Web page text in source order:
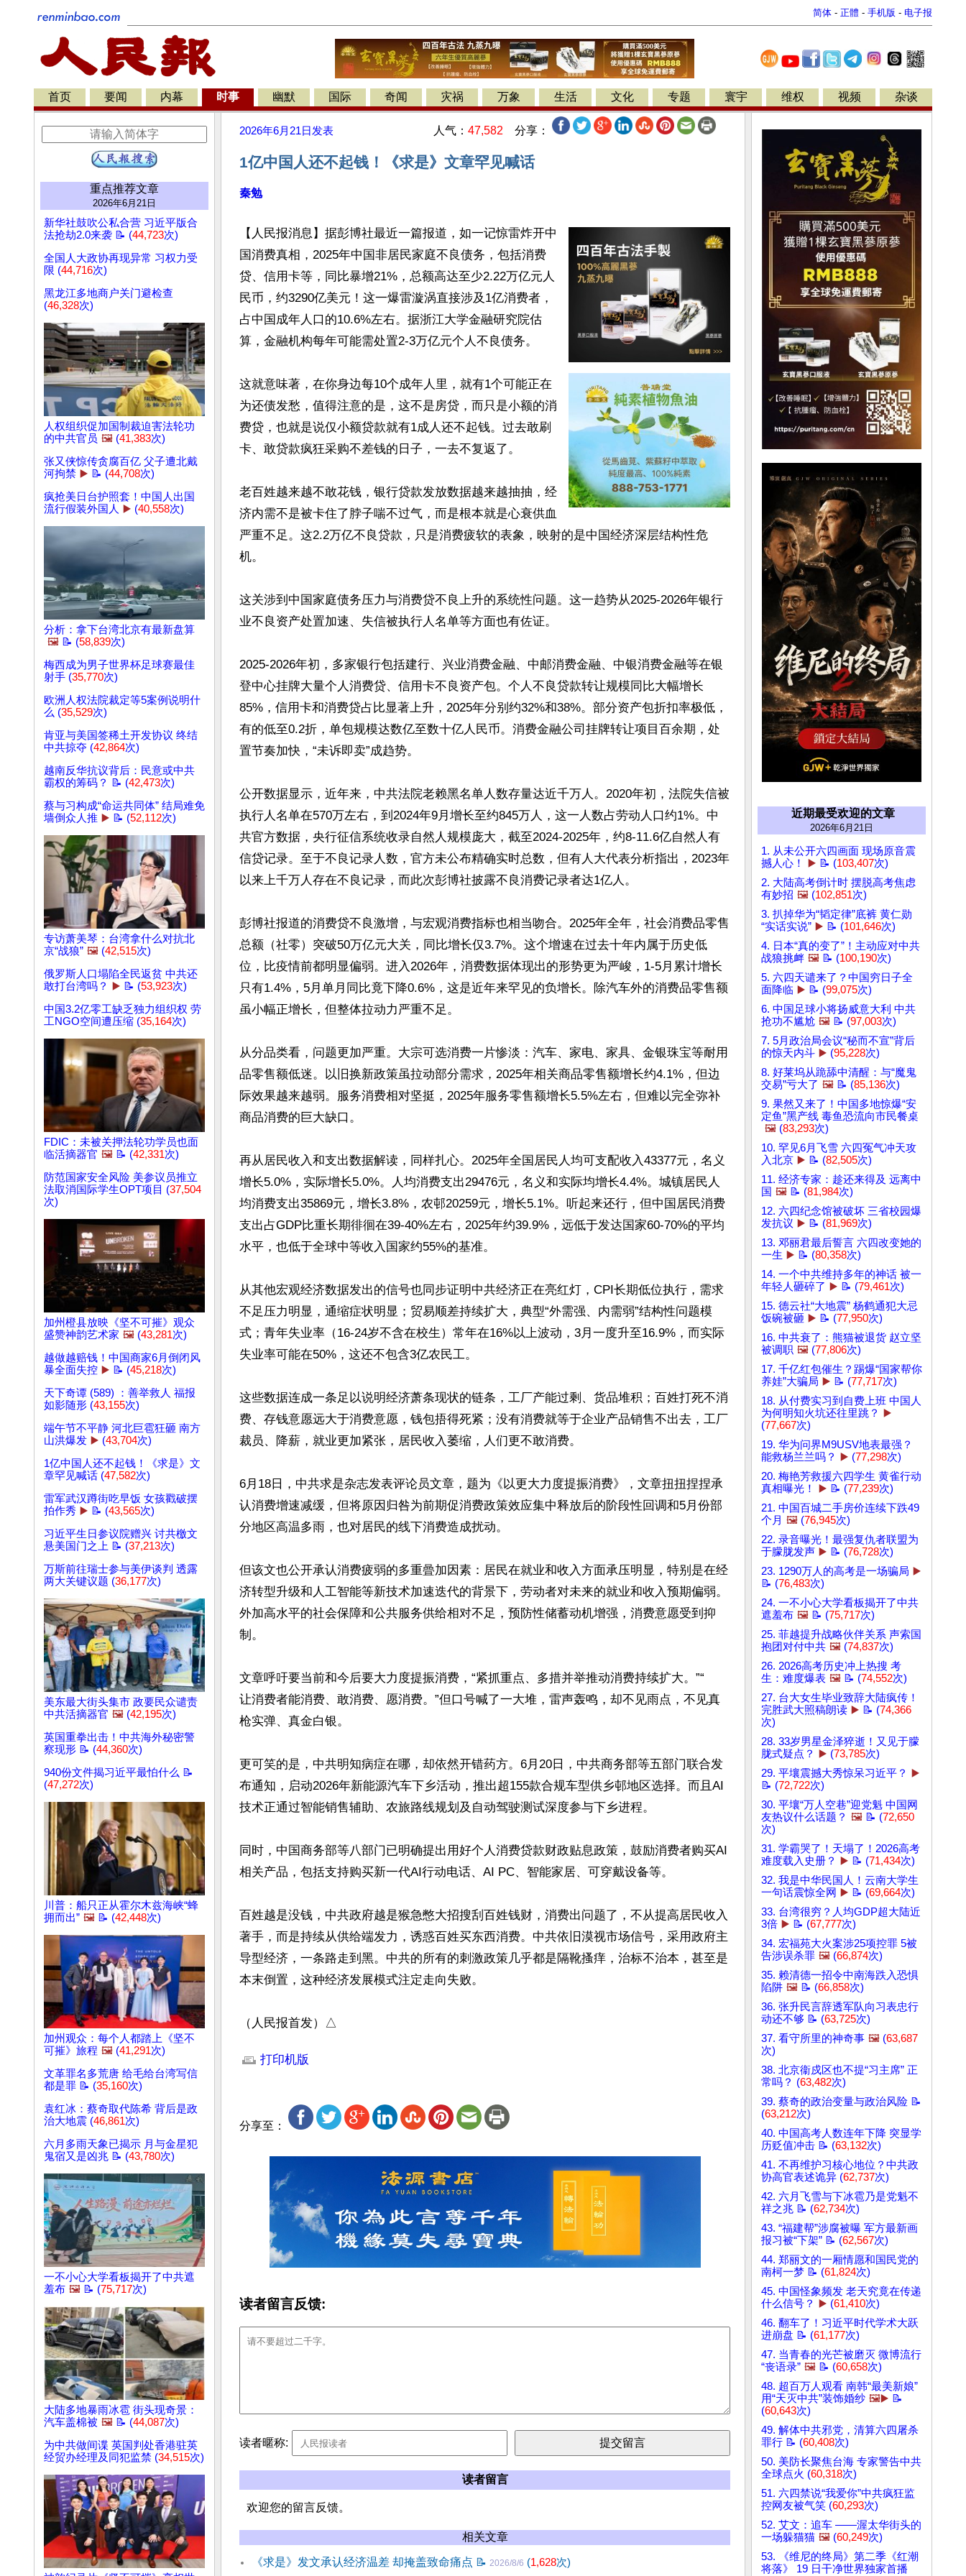
简体 - 正體 - 手机版 - 电子报
首页 要闻 内幕 时事 幽默 国际 奇闻 灾祸 万象 生活 文化 专题 寰宇 维权 视频 杂谈
重点推荐文章
2026年6月21日
新华社鼓吹公私合营 习近平版合
法抢劫2.0来袭 📝 (44,723次)
全国人大政协再现异常 习权力受
限 (44,716次)
黑龙江多地商户关门避检查
(46,328次)
人权组织促加国制裁迫害法轮功
的中共官员 🖼️ (41,383次)
张又侠惊传贪腐百亿 父子遭北戴
河拘禁 ▶️ 📝 (44,708次)
疯抢美日台护照套！中国人出国
流行假装外国人 ▶️ (40,558次)
分析：拿下台湾北京有最新盘算
🖼️ 📝 (58,839次)
梅西成为男子世界杯足球赛最佳
射手 (35,770次)
欧洲人权法院裁定等5案例说明什
么 (35,529次)
肯亚与美国签稀土开发协议 终结
中共掠夺 (42,864次)
越南反华抗议背后：民意或中共
霸权的筹码？ 📝 (42,473次)
蔡与习构成“命运共同体” 结局难免
墙倒众人推 ▶️ 📝 (52,112次)
专访萧美琴：台湾拿什么对抗北
京“战狼” 🖼️ (42,515次)
俄罗斯人口塌陷全民返贫 中共还
敢打台湾吗？
▶️ 📝 (53,923次)
中国3.2亿零工缺乏独力组织权 劳
工NGO空间遭压缩 (35,164次)
FDIC：未被关押法轮功学员也面
临活摘器官 🖼️ 📝 (42,331次)
防范国家安全风险 美参议员推立
法取消国际学生OPT项目 (37,504
次)
加州橙县放映《坚不可摧》观众
盛赞神韵艺术家 🖼️ (43,281次)
越做越赔钱！中国商家6月倒闭风
暴全面失控 ▶️ 📝 (45,218次)
天下奇谭 (589) ：善举救人 福报
如影随形 (43,155次)
端午节不平静 河北巨雹狂砸 南方
山洪爆发 ▶️ (43,704次)
1亿中国人还不起钱！《求是》文
章罕见喊话 (47,582次)
雷军武汉蹲街吃早饭 女孩戳破摆
拍作秀 ▶️ 📝 (43,565次)
习近平生日参议院赠兴 讨共檄文
悬美国门之上 📝 (37,213次)
万斯前往瑞士参与美伊谈判 透露
两大关键议题 (36,177次)
美东最大街头集市 政要民众谴责
中共活摘器官 🖼️ (42,195次)
英国重拳出击！中共海外秘密警
察现形 📝 (44,360次)
940份文件揭习近平最怕什么 📝
(47,272次)
川普：船只正从霍尔木兹海峡“蜂
拥而出” 🖼️ 📝 (42,448次)
加州观众：每个人都踏上《坚不
可摧》旅程 🖼️ (41,291次)
文革罪名多荒唐 给毛给台湾写信
都是罪 📝 (35,160次)
袁红冰：蔡奇取代陈希 背后是政
治大地震 (46,861次)
六月多雨天象已揭示 月与金星犯
鬼宿又是凶兆 📝 (43,780次)
一不小心大学看板揭开了中共遮
羞布 🖼️ 📝 (75,717次)
大陆多地暴雨冰雹 街头现奇景：
汽车盖棉被 🖼️ 📝 (44,087次)
为中共做间谍 英国判处香港驻英
经贸办经理及同犯监禁 (34,515次)
2026年6月21日 发表 人气： 47,582 分享：
1亿中国人还不起钱！《求是》文章罕见喊话
秦勉
【人民报消息】据彭博社最近一篇报道，如一记惊雷炸开中
国消费真相，2025年中国非居民家庭不良债务，包括消费
贷、信用卡等，同比暴增21%，总额高达至少2.22万亿元人
民币，约3290亿美元！这一爆雷漩涡直接涉及1亿消费者，
占中国成年人口的10.6%左右。据浙江大学金融研究院估
算，金融机构每年可能需处置2-3万亿元个人不良债务。
这就意味著，在你身边每10个成年人里，就有1个可能正在
为还债发愁，值得注意的是，这不是房贷，而只是小额的消
费贷，也就是说仅小额贷款就有1成人还不起钱。过去敢刷
卡、敢贷款疯狂采购不差钱的日子，一去不复返了。
老百姓越来越不敢花钱，银行贷款发放数据越来越抽抽，经
济内需不是被卡住了脖子喘不过气，而是根本就是心衰供血
严重不足。这2.2万亿不良贷款，只是消费疲软的表象，映射的是中国经济深层结构性危
机。
这关涉到中国家庭债务压力与消费贷不良上升的系统性问题。这一趋势从2025-2026年银行
业不良资产处置加速、失信被执行人名单等方面也有佐证。
2025-2026年初，多家银行包括建行、兴业消费金融、中邮消费金融、中银消费金融等在银
登中心挂牌大量个人消费贷、信用卡不良资产包。个人不良贷款转让规模同比大幅增长
85%，信用卡和消费贷占比显著上升，2025年分别约32%和38%。部分资产包折扣率极低，
有的低至0.2折，单包规模达数亿至数十亿人民币。消费金融公司挂牌转让项目百余期，处
置节奏加快，“未诉即卖”成趋势。
公开数据显示，近年来，中共法院老赖黑名单人数存量达近千万人。2020年初，法院失信被
执行人名单在570万左右，到2024年9月增长至约845万人，这一人数占劳动人口约1%。中
共官方数据，央行征信系统收录自然人规模庞大，截至2024-2025年，约8-11.6亿自然人有
信贷记录。至于不良记录人数，官方未公布精确实时总数，但有人大代表分析指出，2023年
以来上千万人存在不良记录，而此次彭博社披露不良消费记录者达1亿人。
彭博社报道的消费贷不良激增，与宏观消费指标也相当吻合。2025年全年，社会消费品零售
总额（社零）突破50万亿元大关，同比增长仅3.7%。这个增速在过去十年内属于历史低
位，比疫情前都明显偏弱。进入2026年，消费数据体现出的形势更为严峻，1-5月累计增长
只有1.4%，5月单月同比竟下降0.6%，这是近年来罕见的负增长。除汽车外的消费品零售额
虽小幅正增长，但整体拉动力严重不足。
从分品类看，问题更加严重。大宗可选消费一片惨淡：汽车、家电、家具、金银珠宝等耐用
品零售额低迷。以旧换新政策虽拉动部分需求，2025年相关商品零售额增长约4.1%，但边
际效果越来越弱。服务消费相对坚挺，2025年服务零售额增长5.5%左右，但难以完全弥补
商品消费的巨大缺口。
再从居民收入和支出数据解读，同样扎心。2025年全国居民人均可支配收入43377元，名义
增长5.0%，实际增长5.0%。人均消费支出29476元，名义和实际均增长4.4%。城镇居民人
均消费支出35869元，增长3.8%，农邨20259元，增长5.1%。听起来还行，但中国居民消费
支出占GDP比重长期徘徊在39-40%左右，2025年约39.9%，远低于发达国家60-70%的平均
水平，也低于全球中等收入国家约55%的基准。
从其他宏观经济数据发出的信号也同步证明中共经济正在亮红灯，CPI长期低位执行，需求
不足压力明显，通缩症状明显；贸易顺差持续扩大，典型“外需强、内需弱”结构性问题模
式；青年失业率（16-24岁不含在校生）常年在16%以上波动，3月一度升至16.9%，而实际
失业率可能在50%，这还不包含3亿农民工。
这些数据连成一条足以说明经济萧条现状的链条，工厂产能过剩、货品堆积；百姓打死不消
费、存钱意愿远大于消费意愿，钱包捂得死紧；没有消费就等于企业产品销售不出去，工厂
裁员、降薪，就业更加紧张，居民收入萎缩，人们更不敢消费。
6月18日，中共求是杂志发表评论员文章，题为《以更大力度提振消费》，文章扭扭捏捏承
认消费增速减缓，但将原因归咎为前期促消费政策效应集中释放后的阶段性回调和5月份部
分地区高温多雨，也对居民的线下消费造成扰动。
但该文也公开承认消费疲弱的多重曡加因素：居民在就业和收入方面承压明显，特别是在经
济转型升级和人工智能等新技术加速迭代的背景下，劳动者对未来的就业和收入预期偏弱。
外加高水平的社会保障和公共服务供给相对不足，预防性储蓄动机增强，消费意愿受到抑
制。
文章呼吁要当前和今后要大力度提振消费，“紧抓重点、多措并举推动消费持续扩大。”“
让消费者能消费、敢消费、愿消费。”但口号喊了一大堆，雷声轰鸣，却不见雨点，不见真
枪实弹、真金白银。
更可笑的是，中共明知病症在哪，却依然开错药方。6月20日，中共商务部等五部门联合发
布通知，启动2026年新能源汽车下乡活动，推出超155款合规车型供乡邨地区选择。而且AI
技术正通过智能销售辅助、农旅路线规划及自动驾驶测试深度参与下乡进程。
同时，中国商务部等八部门已明确提出用好个人消费贷款财政贴息政策，鼓励消费者购买AI
相关产品，包括支持购买新一代AI行动电话、AI PC、智能家居、可穿戴设备等。
百姓越是没钱，中共政府越是猴急憋大招搜刮百姓钱财，消费出问题了，不从提高居民收入
著手，而是持续从供给端发力，诱惑百姓买东西消费。中共依旧漠视市场信号，采用政府主
导型经济，一条路走到黑。中共的所有的刺激政策几乎都是隔靴搔痒，治标不治本，甚至是
本末倒置，这种经济发展模式注定走向失败。
（人民报首发）△
打印机版
分享至：
读者留言反馈:
读者暱称:
读者留言
欢迎您的留言反馈。
相关文章
《求是》发文承认经济温差 却掩盖致命痛点 📝 2026/8/6 (1,628次)
近期最受欢迎的文章
2026年6月21日
1. 从未公开六四画面 现场原音震
撼人心！
▶️ 📝 (103,407次)
2. 大陆高考倒计时 摆脱高考焦虑
有妙招 🖼️ (102,851次)
3. 扒掉华为“韬定律”底裤 黄仁勋
“实话实说” ▶️ 📝 (101,646次)
4. 日本“真的变了”！主动应对中共
战狼挑衅 🖼️ 📝 (100,190次)
5. 六四天谴来了？中国穷日子全
面降临 ▶️ 📝 (99,075次)
6. 中国足球小将扬威意大利 中共
抢功不尴尬 🖼️ 📝 (97,003次)
7. 5月政治局会议“秘而不宣”背后
的惊天内斗 ▶️ (95,228次)
8. 好莱坞从跪舔中清醒：与“魔鬼
交易”亏大了 🖼️ 📝 (85,136次)
9. 果然又来了！中国多地惊爆“安
定鱼”黑产线 毒鱼恐流向市民餐桌
🖼️ (83,293次)
10. 罕见6月飞雪 六四冤气冲天攻
入北京 ▶️ 📝 (82,505次)
11. 经济专家：趁还来得及 远离中
国 🖼️ 📝 (81,984次)
12. 六四纪念馆被破坏 三省校园爆
发抗议 ▶️ 📝 (81,969次)
13. 邓丽君最后誓言 六四改变她的
一生 ▶️ 📝 (80,358次)
14. 一个中共维持多年的神话 被一
年轻人砸碎了 ▶️ 📝 (79,461次)
15. 德云社“大地震” 杨鹤通犯大忌
饭碗被砸 ▶️ 📝 (77,950次)
16. 中共衰了：熊猫被退货 赵立坚
被调职 🖼️ (77,806次)
17. 千亿红包催生？踢爆“国家帮你
养娃”大骗局 ▶️ 📝 (77,717次)
18. 从付费实习到自费上班 中国人
为何明知火坑还往里跳？
▶️
(77,667次)
19. 华为问界M9USV地表最强？
能救杨兰兰吗？
▶️ (77,298次)
20. 梅艳芳救援六四学生 黄雀行动
真相曝光！
▶️ 📝 (77,239次)
21. 中国百城二手房价连续下跌49
个月 🖼️ (76,945次)
22. 录音曝光！最强复仇者联盟为
于朦胧发声 ▶️ 📝 (76,728次)
23. 1290万人的高考是一场骗局 ▶️
📝 (76,483次)
24. 一不小心大学看板揭开了中共
遮羞布 🖼️ 📝 (75,717次)
25. 菲越提升战略伙伴关系 声索国
抱团对付中共 🖼️ (74,837次)
26. 2026高考历史冲上热搜 考
生：难度爆表 🖼️ 📝 (74,552次)
27. 台大女生毕业致辞大陆疯传！
完胜武大照稿朗读 ▶️ 📝 (74,366
次)
28. 33岁男星金泽猝逝！又见于朦
胧式疑点？
▶️ (73,785次)
29. 平壤震撼大秀惊呆习近平？
▶️
📝 (72,722次)
30. 平壤“万人空巷”迎党魁 中国网
友热议什么话题？ 🖼️ 📝 (72,650
次)
31. 学霸哭了！天塌了！2026高考
难度载入史册？
▶️ 📝 (71,434次)
32. 我是中华民国人！云南大学生
一句话震惊全网 ▶️ 📝 (69,664次)
33. 台湾很穷？人均GDP超大陆近
3倍 ▶️ 📝 (67,777次)
34. 宏福苑大火案涉25项控罪 5被
告涉误杀罪 🖼️ (66,874次)
35. 赖清德一招令中南海跌入恐惧
陷阱 🖼️ 📝 (66,858次)
36. 张升民言辞透军队向习表忠行
动还不够 📝 (63,725次)
37. 看守所里的神奇事 🖼️ (63,687
次)
38. 北京衞戍区也不提“习主席” 正
常吗？ (63,482次)
39. 蔡奇的政治变量与政治风险 📝
(63,212次)
40. 中国高考人数连年下降 突显学
历贬值冲击 📝 (63,132次)
41. 不再维护习核心地位？中共政
协高官表述诡异 (62,737次)
42. 六月飞雪与下冰雹乃是党魁不
祥之兆 📝 (62,734次)
43. “福建帮”涉腐被曝 军方最新画
报习被“下架” 📝 (62,567次)
44. 郑丽文的一厢情愿和国民党的
南柯一梦 📝 (61,824次)
45. 中国怪象频发 老天究竟在传递
什么信号？
▶️ (61,410次)
46. 翻车了！习近平时代学术大跃
进崩盘 📝 (61,177次)
47. 当青春的光芒被磨灭 微博流行
“丧语录” 🖼️ 📝 (60,658次)
48. 超百万人观看 南韩“最美新娘”
用“天灭中共”装饰婚纱 🖼️▶️ 📝
(60,643次)
49. 解体中共邪党，清算六四屠杀
罪行 📝 (60,408次)
50. 美防长聚焦台海 专家警告中共
全球点火 (60,318次)
51. 六四禁说“我爱你”中共疯狂监
控网友被气笑 (60,293次)
52. 艾文：追车 ——渥太华街头的
一场躲猫猫 🖼️ (60,249次)
53. 《维尼的终局》第二季《红潮
将落》 19 日干净世界独家首播